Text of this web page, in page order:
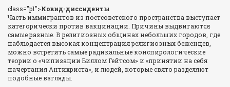
class="p1">Ковид-диссиденты
Часть иммигрантов из постсоветского пространства выступает
категорически против вакцинации. Причины выдвигаются
самые разные. В религиозных общинах небольших городов, где
наблюдается высокая концентрация религиозных беженцев,
можно встретить самые радикальные конспирологические
теории о «чипизации Биллом Гейтсом» и «принятии на себя
начертания Антихриста», и людей, которые свято разделяют
подобные взгляды.